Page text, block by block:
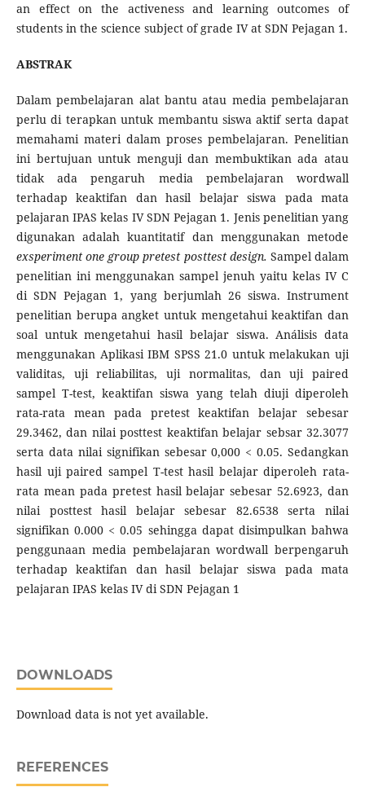
an effect on the activeness and learning outcomes of
students in the science subject of grade IV at SDN Pejagan 1.
ABSTRAK
Dalam pembelajaran alat bantu atau media pembelajaran
perlu di terapkan untuk membantu siswa aktif serta dapat
memahami materi dalam proses pembelajaran. Penelitian
ini bertujuan untuk menguji dan membuktikan ada atau
tidak ada pengaruh media pembelajaran wordwall
terhadap keaktifan dan hasil belajar siswa pada mata
pelajaran IPAS kelas IV SDN Pejagan 1. Jenis penelitian yang
digunakan adalah kuantitatif dan menggunakan metode
exsperiment one group pretest posttest design. Sampel dalam
penelitian ini menggunakan sampel jenuh yaitu kelas IV C
di SDN Pejagan 1, yang berjumlah 26 siswa. Instrument
penelitian berupa angket untuk mengetahui keaktifan dan
soal untuk mengetahui hasil belajar siswa. Análisis data
menggunakan Aplikasi IBM SPSS 21.0 untuk melakukan uji
validitas, uji reliabilitas, uji normalitas, dan uji paired
sampel T-test, keaktifan siswa yang telah diuji diperoleh
rata-rata mean pada pretest keaktifan belajar sebesar
29.3462, dan nilai posttest keaktifan belajar sebsar 32.3077
serta data nilai signifikan sebesar 0,000 < 0.05. Sedangkan
hasil uji paired sampel T-test hasil belajar diperoleh rata-
rata mean pada pretest hasil belajar sebesar 52.6923, dan
nilai posttest hasil belajar sebesar 82.6538 serta nilai
signifikan 0.000 < 0.05 sehingga dapat disimpulkan bahwa
penggunaan media pembelajaran wordwall berpengaruh
terhadap keaktifan dan hasil belajar siswa pada mata
pelajaran IPAS kelas IV di SDN Pejagan 1
DOWNLOADS
Download data is not yet available.
REFERENCES